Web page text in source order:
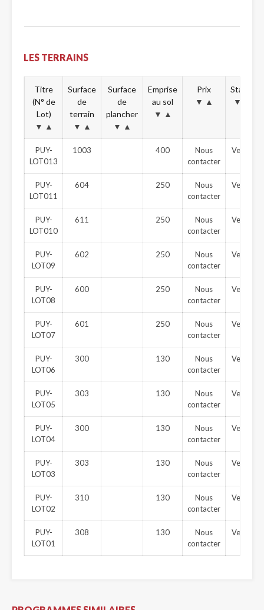
LES TERRAINS
Titre
(N° de
Lot)
▼ ▲
Surface
de
terrain
▼ ▲
Surface
de
plancher
▼ ▲
Emprise
au sol
▼ ▲
Prix
▼ ▲
Statut
▼
PUY-
LOT013
1003 400
Nous
contacter
Vendu
PUY-
LOT011
604 250
Nous
contacter
Vendu
PUY-
LOT010
611 250
Nous
contacter
Vendu
PUY-
LOT09
602 250
Nous
contacter
Vendu
PUY-
LOT08
600 250
Nous
contacter
Vendu
PUY-
LOT07
601 250
Nous
contacter
Vendu
PUY-
LOT06
300 130
Nous
contacter
Vendu
PUY-
LOT05
303 130
Nous
contacter
Vendu
PUY-
LOT04
300 130
Nous
contacter
Vendu
PUY-
LOT03
303 130
Nous
contacter
Vendu
PUY-
LOT02
310 130
Nous
contacter
Vendu
PUY-
LOT01
308 130
Nous
contacter
Vendu